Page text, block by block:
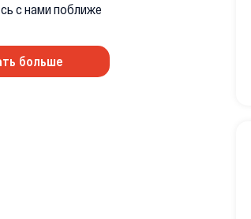
с нами поближе
больше